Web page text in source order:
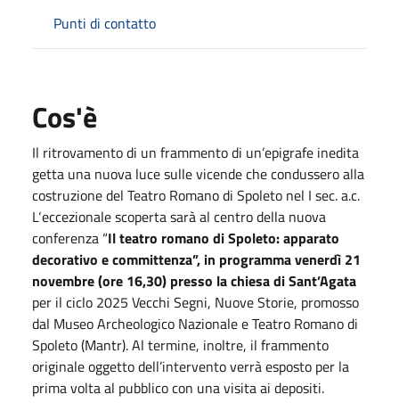
Punti di contatto
Cos'è
Il ritrovamento di un frammento di un’epigrafe inedita
getta una nuova luce sulle vicende che condussero alla
costruzione del Teatro Romano di Spoleto nel I sec. a.c.
L‘eccezionale scoperta sarà al centro della nuova
conferenza “Il teatro romano di Spoleto: apparato
decorativo e committenza”, in programma venerdì 21
novembre (ore 16,30) presso la chiesa di Sant’Agata
per il ciclo 2025 Vecchi Segni, Nuove Storie, promosso
dal Museo Archeologico Nazionale e Teatro Romano di
Spoleto (Mantr). Al termine, inoltre, il frammento
originale oggetto dell’intervento verrà esposto per la
prima volta al pubblico con una visita ai depositi.